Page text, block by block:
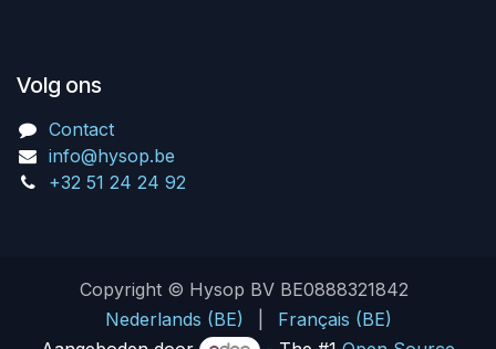
Volg ons
Contact
info@hysop.be
+32 51 24 24 92
Copyright © Hysop BV BE0888321842
Nederlands (BE)
Français (BE)